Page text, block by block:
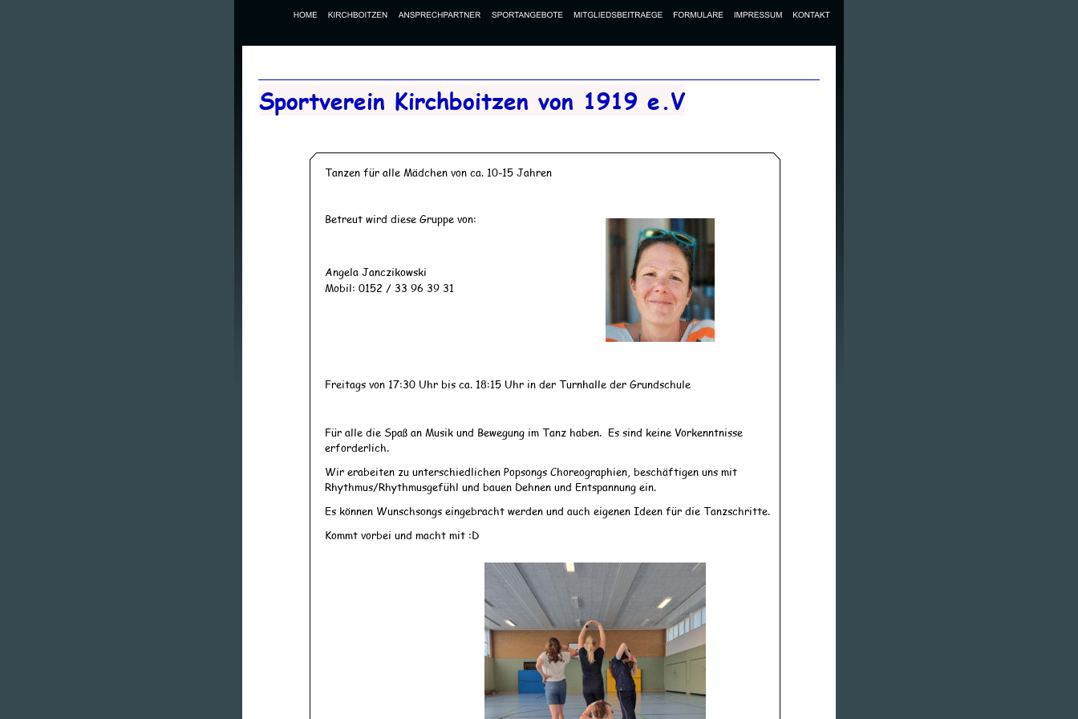
Sportverein Kirchboitzen von 1919 e.V
Tanzen für alle Mädchen von ca. 10-15 Jahren
Betreut wird diese Gruppe von:
Angela Janczikowski
Mobil: 0152 / 33 96 39 31
Freitags von 17:30 Uhr bis ca. 18:15 Uhr in der Turnhalle der Grundschule
Für alle die Spaß an Musik und Bewegung im Tanz haben.  Es sind keine Vorkenntnisse
erforderlich.
Wir erabeiten zu unterschiedlichen Popsongs Choreographien, beschäftigen uns mit
Rhythmus/Rhythmusgefühl und bauen Dehnen und Entspannung ein.
Es können Wunschsongs eingebracht werden und auch eigenen Ideen für die Tanzschritte.
Kommt vorbei und macht mit :D